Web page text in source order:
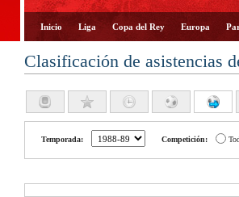
Inicio Liga Copa del Rey Europa
Clasificación de asistencias
Temporada: Competición: